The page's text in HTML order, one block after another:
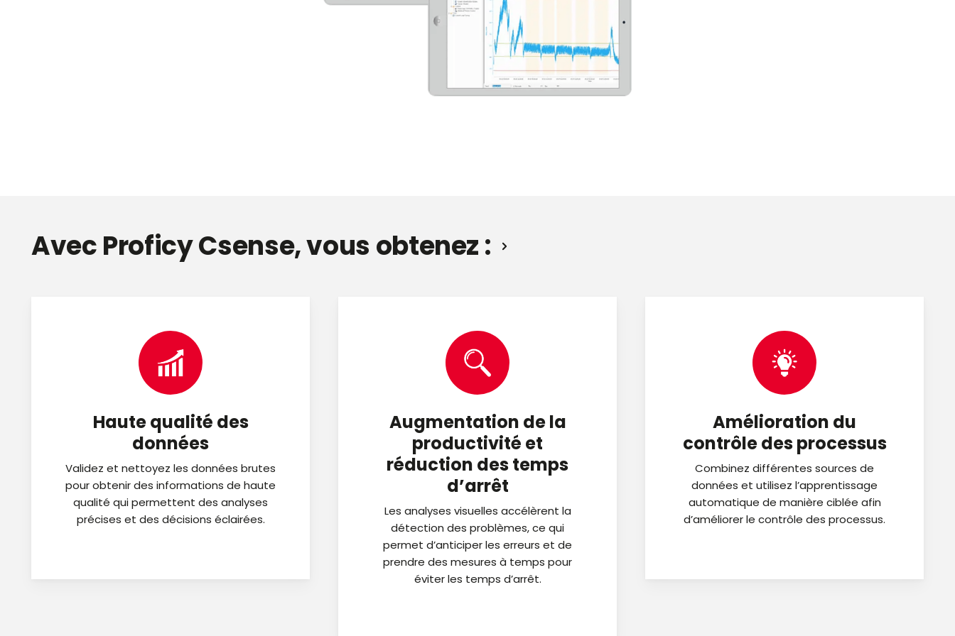
Avec Proficy Csense, vous obtenez :
Haute qualité des
données
Validez et nettoyez les données brutes
pour obtenir des informations de haute
qualité qui permettent des analyses
précises et des décisions éclairées.
Augmentation de la
productivité et
réduction des temps
d’arrêt
Les analyses visuelles accélèrent la
détection des problèmes, ce qui
permet d’anticiper les erreurs et de
prendre des mesures à temps pour
éviter les temps d’arrêt.
Amélioration du
contrôle des processus
Combinez différentes sources de
données et utilisez l’apprentissage
automatique de manière ciblée afin
d’améliorer le contrôle des processus.